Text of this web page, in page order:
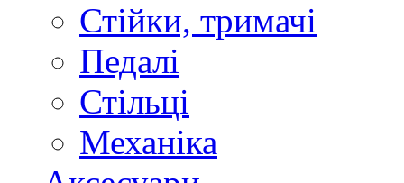
Стійки, тримачі
Педалі
Стільці
Механіка